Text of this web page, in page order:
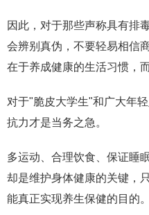
因此，对于那些声称具有排
会辨别真伪，不要轻易相信
在于养成健康的生活习惯，
对于"脆皮大学生"和广大年
抗力才是当务之急。
多运动、合理饮食、保证睡
却是维护身体健康的关键，
能真正实现养生保健的目的。